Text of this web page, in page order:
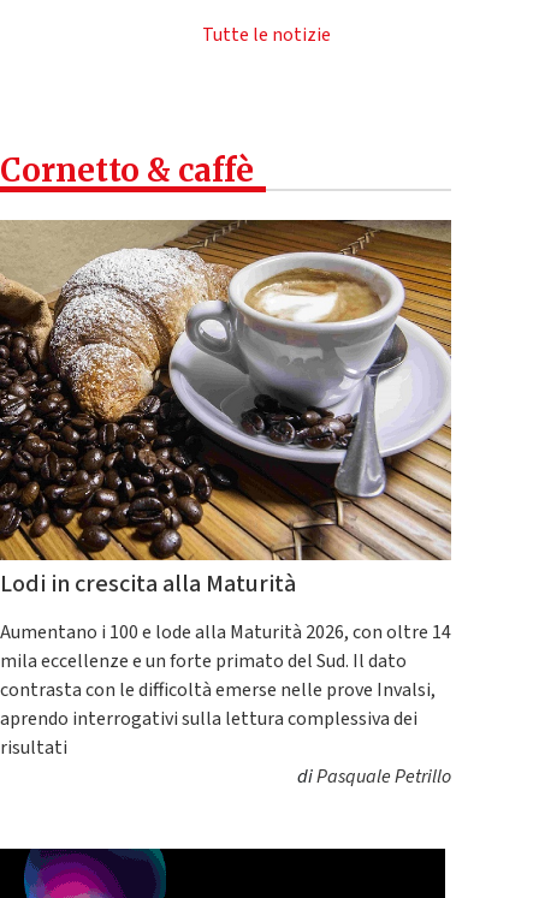
Tutte le notizie
Cornetto & caffè
Lodi in crescita alla Maturità
Aumentano i 100 e lode alla Maturità 2026, con oltre 14
mila eccellenze e un forte primato del Sud. Il dato
contrasta con le difficoltà emerse nelle prove Invalsi,
aprendo interrogativi sulla lettura complessiva dei
risultati
diPasquale Petrillo